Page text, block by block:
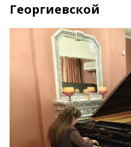
Георгиевской